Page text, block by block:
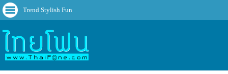
Trend Stylish Fun